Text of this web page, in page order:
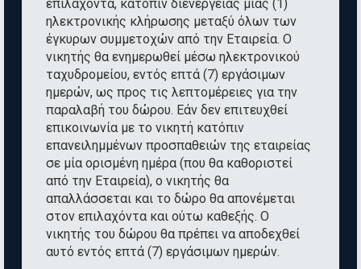
επιλαχόντα, κατόπιν διενέργειας μίας (1)
ηλεκτρονικής κλήρωσης μεταξύ όλων των
έγκυρων συμμετοχών από την Εταιρεία. Ο
νικητής θα ενημερωθεί μέσω ηλεκτρονικού
ταχυδρομείου, εντός επτά (7) εργάσιμων
ημερών, ως προς τις λεπτομέρειες για την
παραλαβή του δώρου. Εάν δεν επιτευχθεί
επικοινωνία με το νικητή κατόπιν
επανειλημμένων προσπαθειών της εταιρείας
σε μία ορισμένη ημέρα (που θα καθοριστεί
από την Εταιρεία), ο νικητής θα
απαλλάσσεται και το δώρο θα απονέμεται
στον επιλαχόντα και ούτω καθεξής. Ο
νικητής του δώρου θα πρέπει να αποδεχθεί
αυτό εντός επτά (7) εργάσιμων ημερών.